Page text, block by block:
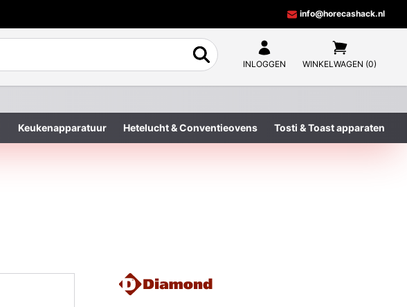
info@horecashack.nl
INLOGGEN WINKELWAGEN (0)
Keukenapparatuur Hetelucht & Conventieovens Tosti & Toast apparaten